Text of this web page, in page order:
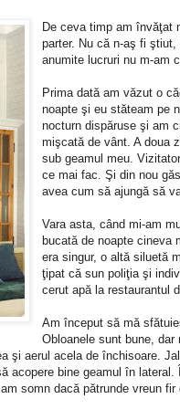
De ceva timp am învăţat
parter. Nu că n-aş fi
anumite lucruri nu m-am
Prima dată am văzut o
noapte şi eu stăteam pe
nocturn dispăruse şi am
mişcată de vânt. A doua
sub geamul meu.
ce mai fac. Şi din nou
avea cum să ajungă să
Vara asta, când mi-am
bucată de noapte cineva
era singur, o altă siluetă
ţipat că sun poliţia şi
cerut apă la restaurantul
Am început să mă
Obloanele sunt bune,
şi aerul acela de închisoare.
acopere bine geamul în
somn dacă pătrunde vreun fir